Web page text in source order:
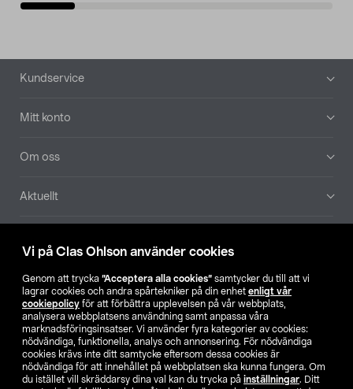
Vi på Clas Ohlson använder cookies
Genom att trycka ”Acceptera alla cookies” samtycker du till att vi
lagrar cookies och andra spårtekniker på din enhet enligt vår
cookiepolicy för att förbättra upplevelsen på vår webbplats,
analysera webbplatsens användning samt anpassa våra
marknadsföringsinsatser. Vi använder fyra kategorier av cookies:
nödvändiga, funktionella, analys och annonsering. För nödvändiga
cookies krävs inte ditt samtycke eftersom dessa cookies är
nödvändiga för att innehållet på webbplatsen ska kunna fungera. Om
du istället vill skräddarsy dina val kan du trycka på inställningar. Ditt
Sidfot
Kundservice
Mitt konto
Om oss
Aktuellt
Hitta butik
SE NO FI